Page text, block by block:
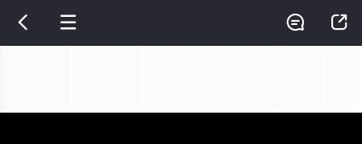
 

